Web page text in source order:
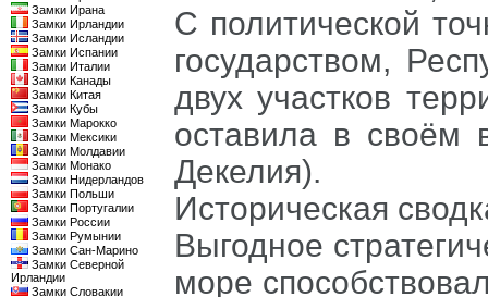
Замки Ирана
Замки Ирландии
Замки Исландии
Замки Испании
Замки Италии
Замки Канады
Замки Китая
Замки Кубы
Замки Марокко
Замки Мексики
Замки Молдавии
Замки Монако
Замки Нидерландов
Замки Польши
Замки Португалии
Замки России
Замки Румынии
Замки Сан-Марино
Замки Северной
Ирландии
Замки Словакии
С политической
государством,
двух участков
оставила в своём
Декелия).
Историческая
Выгодное
море